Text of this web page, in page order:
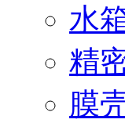
水
精
膜